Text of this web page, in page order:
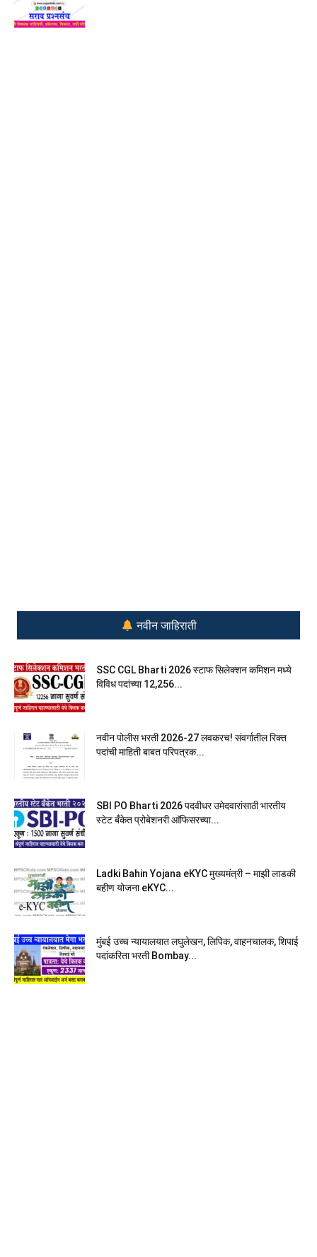
नवीन जाहिराती
SSC CGL Bharti 2026 स्टाफ सिलेक्शन कमिशन मध्ये
विविध पदांच्या 12,256...
नवीन पोलीस भरती 2026-27 लवकरच! संवर्गातील रिक्त
पदांची माहिती बाबत परिपत्रक...
SBI PO Bharti 2026 पदवीधर उमेदवारांसाठी भारतीय
स्टेट बँकेत प्रोबेशनरी आ‍ॅफिसरच्या...
Ladki Bahin Yojana eKYC मुख्यमंत्री – माझी लाडकी
बहीण योजना eKYC...
मुंबई उच्च न्यायालयात लघुलेखन, लिपिक, वाहनचालक, शिपाई
पदांकरिता भरती Bombay...